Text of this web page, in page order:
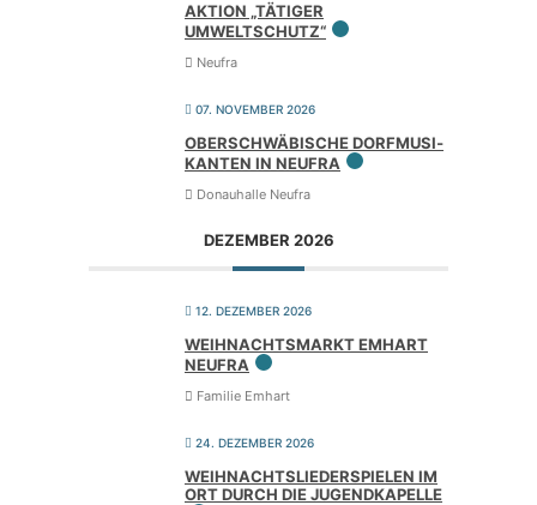
AKTI­ON „TÄTI­GER
UMWELTSCHUTZ“
Neufra
07. NOVEMBER 2026
OBER­SCHWÄ­BI­SCHE DORF­MU­SI­
KAN­TEN IN NEUFRA
Donauhalle Neufra
DEZEMBER 2026
12. DEZEMBER 2026
WEIH­NACHTS­MARKT EMHART
NEUFRA
Familie Emhart
24. DEZEMBER 2026
WEIH­NACHTS­LIE­DER­SPIE­LEN IM
ORT DURCH DIE JUGENDKAPELLE